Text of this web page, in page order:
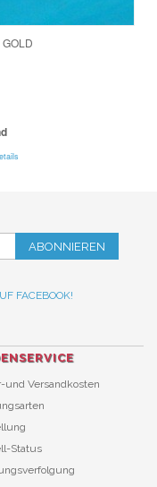
ABONNIEREN
FACEBOOK!
und Versandkosten
Status